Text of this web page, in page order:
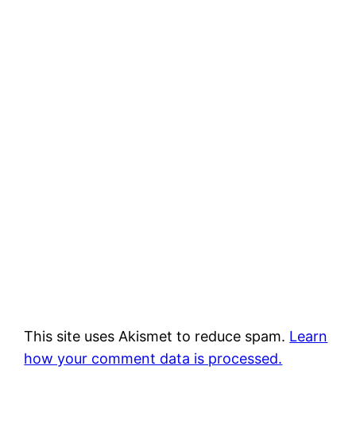
This site uses Akismet to reduce spam. Learn
how your comment data is processed.